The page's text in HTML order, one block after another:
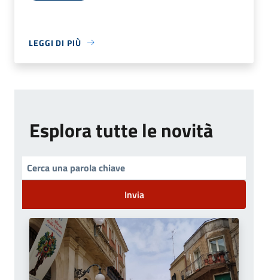
LEGGI DI PIÙ
Esplora tutte le novità
Invia